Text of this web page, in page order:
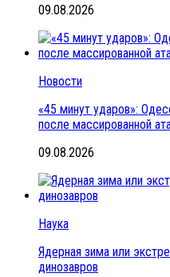
09.08.2026
Новости
«45 минут ударов»:
после массированной
09.08.2026
Наука
Ядерная зима или
динозавров